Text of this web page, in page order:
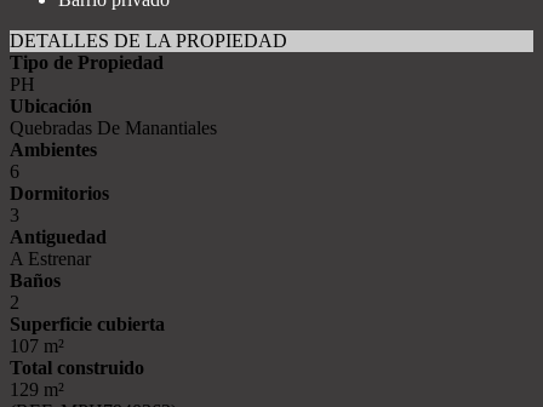
DETALLES DE LA PROPIEDAD
Tipo de Propiedad
PH
Ubicación
Quebradas De Manantiales
Ambientes
6
Dormitorios
3
Antiguedad
A Estrenar
Baños
2
Superficie cubierta
107 m²
Total construido
129 m²